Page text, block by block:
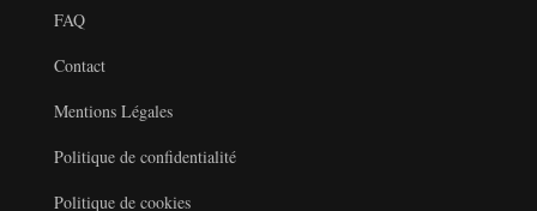
FAQ
Contact
Mentions Légales
Politique de confidentialité
Politique de cookies